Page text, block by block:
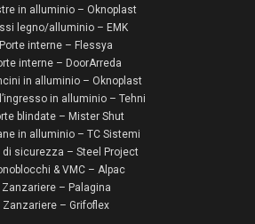
in alluminio – Oknoplast
legno/alluminio – EMK
Porte interne – Flessya
interne – DoorArreda
in alluminio – Oknoplast
in alluminio – Tehni
blindate – Mister Shut
in alluminio – TC Sistemi
di sicurezza – Steel Project
& VMC – Alpac
Zanzariere – Palagina
Zanzariere – Grifoflex